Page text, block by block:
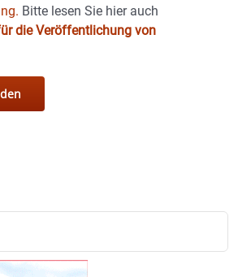
Bitte lesen Sie hier auch
die Veröffentlichung von